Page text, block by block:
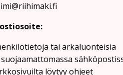
tai arkaluonteisia
löytyy ohjeet